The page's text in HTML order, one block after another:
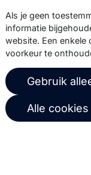
©
Als je geen
informatie
website. Een enkele
voorkeur te
Gebruik
Alle